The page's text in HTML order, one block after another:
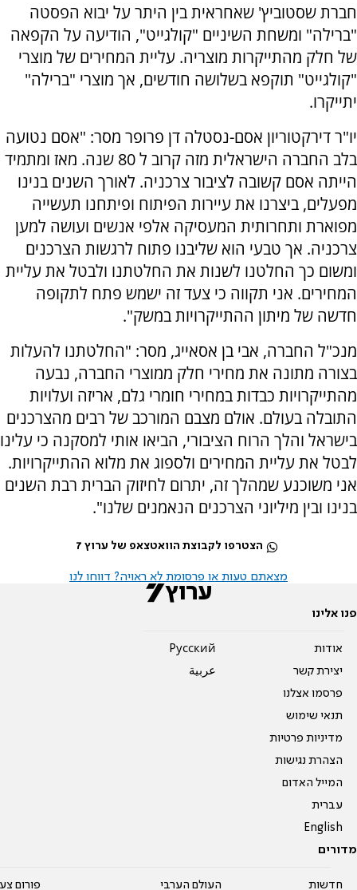
חברת שסטוביץ' שאחראית בין היתר על יבוא הפסטה
"ברילה" ומשחת השיניים "קולגייט", הודיעה על הקפאה
של חלק מהתייקרות מוצריה. עליית המחירים של מוצרי
"קולגייט" תוקפא בשלושה חודשים, אך מוצרי "ברילה"
יתייקרו.
יו"ר דירקטוריון אסם-נסטלה דן פרופר מסר: "אסם נטועה
בלב החברה הישראלית מזה קרוב ל 80 שנה. מאז ומתמיד
הייתה אסם קשובה לציבור צרכניה. לאורך השנים בנינו
מפעלים, ביצרנו את עיירות הפיתוח ופיתחנו תעשייה
מפוארת ותחרותית המעסיקה אלפי אנשים ועושה למען
צרכניה. אך טבעי הוא שליבנו פתוח לרגשות הצרכנים
ומשום כך החלטנו לשנות את החלטתנו ולבטל את עליית
המחירים. אני תקווה כי צעד זה ישמש פתח לתקופה
חדשה של מיתון ההתייקרויות במשק".
מנכ"ל החברה, אבי בן אסאייג, מסר: "החלטתנו להעלות
בצורה מתונה את מחירי חלק ממוצרי החברה, נבעה
מהתייקרויות כבדות במחירי חומרי גלם, אריזה ועלויות
התובלה בעולם. אולם מצבם המורכב של רבים מהצרכנים
בישראל והלך הרוח הציבורי, הביאו אותי למסקנה כי עלינו
לבטל את עליית המחירים ולספוג את מלוא ההתייקרויות.
אני משוכנע שמהלך זה, יתרום לחיזוק הברית רבת השנים
בנינו ובין מיליוני הצרכנים הנאמנים שלנו".
הצטרפו לקבוצת הוואטצאפ של ערוץ 7
מצאתם טעות או פרסומת לא ראויה? דווחו לנו
פנו אלינו
אודות
יצירת קשר
פרסמו אצלנו
תנאי שימוש
מדיניות פרטיות
הצהרת נגישות
המייל האדום
עברית
English
Pусский
عربية
מדורים
חדשות העולם הערבי פורום